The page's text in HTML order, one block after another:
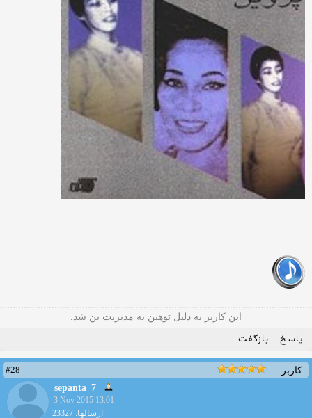
این کاربر به دلیل توهین به مدیریت بن شد.
پاسخ بازگفت
کاربر
#28
sepanta_7
3 Nov 2015 13:01
ارسالها: 23327